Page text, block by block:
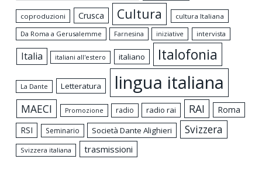
coproduzioni Crusca Cultura
cultura Italiana
Da Roma a Gerusalemme
Farnesina iniziative intervista
Italia italiani all'estero italiano Italofonia
La Dante Letteratura lingua italiana
MAECI Promozione radio radio rai RAI
Roma
RSI
Seminario Società Dante Alighieri Svizzera
Svizzera italiana trasmissioni